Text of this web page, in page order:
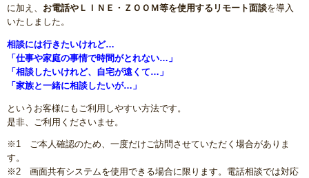
に加え、 お電話やＬＩＮＥ・ＺＯＯＭ等を使用するリモート面談を導入
いたしました。
相談には行きたいけれど…
「仕事や家庭の事情で時間がとれない…」
「相談したいけれど、自宅が遠くて…」
「家族と一緒に相談したいが…」
というお客様にもご利用しやすい方法です。
是非、ご利用くださいませ。
※1 ご本人確認のため、一度だけご訪問させていただく場合がありま
す。
※2 画面共有システムを使用できる場合に限ります。電話相談では対応